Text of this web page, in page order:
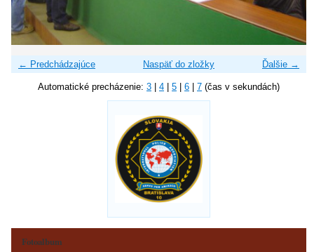
← Predchádzajúce Ďalšie →
Naspäť do zložky
Automatické precházenie: 3 4 5 6 7 (čas v sekundách)
Fotoalbum